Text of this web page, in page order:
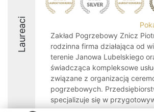
Laureaci
Zakład Pogrzebowy Znicz
rodzinna firma działająca od
terenie Janowa Lubelskiego
świadcząca kompleksowe
związane z organizacją
pogrzebowych.
specjalizuje się w